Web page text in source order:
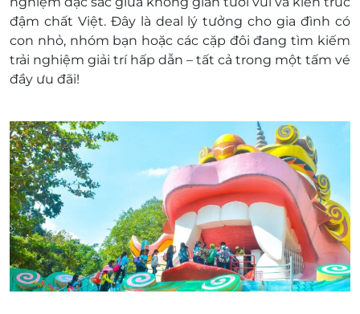
e-Voucher/e-Coupon không có giá trị quy đổi
thành tiền mặt, không trả lại tiền thừa
Không áp dụng đồng thời với chương trình
khuyến mại khác
Voucher không áp dụng hoàn, hủy
đậm chất Việt. Đây là deal lý tưởng cho gia đình có
con nhỏ, nhóm bạn hoặc các cặp đôi đang tìm kiếm
trải nghiệm giải trí hấp dẫn – tất cả trong một tấm vé
đầy ưu đãi!